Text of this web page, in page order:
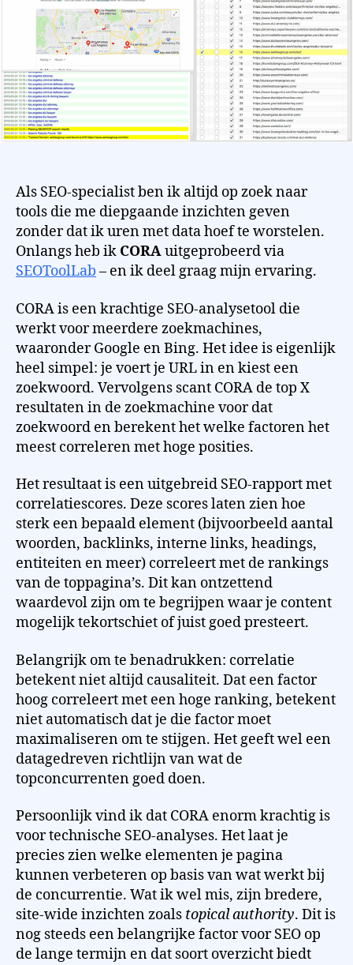
Als SEO-specialist ben ik altijd op zoek naar
tools die me diepgaande inzichten geven
zonder dat ik uren met data hoef te worstelen.
Onlangs heb ik CORAuitgeprobeerd via
SEOToolLab – en ik deel graag mijn ervaring.
CORA is een krachtige SEO-analysetool die
werkt voor meerdere zoekmachines,
waaronder Google en Bing. Het idee is eigenlijk
heel simpel: je voert je URL in en kiest een
zoekwoord. Vervolgens scant CORA de top X
resultaten in de zoekmachine voor dat
zoekwoord en berekent het welke factoren het
meest correleren met hoge posities.
Het resultaat is een uitgebreid SEO-rapport met
correlatiescores. Deze scores laten zien hoe
sterk een bepaald element (bijvoorbeeld aantal
woorden, backlinks, interne links, headings,
entiteiten en meer) correleert met de rankings
van de toppagina’s. Dit kan ontzettend
waardevol zijn om te begrijpen waar je content
mogelijk tekortschiet of juist goed presteert.
Belangrijk om te benadrukken: correlatie
betekent niet altijd causaliteit. Dat een factor
hoog correleert met een hoge ranking, betekent
niet automatisch dat je die factor moet
maximaliseren om te stijgen. Het geeft wel een
datagedreven richtlijn van wat de
topconcurrenten goed doen.
Persoonlijk vind ik dat CORA enorm krachtig is
voor technische SEO-analyses. Het laat je
precies zien welke elementen je pagina
kunnen verbeteren op basis van wat werkt bij
de concurrentie. Wat ik wel mis, zijn bredere,
site-wide inzichten zoals topical authority. Dit is
nog steeds een belangrijke factor voor SEO op
de lange termijn en dat soort overzicht biedt